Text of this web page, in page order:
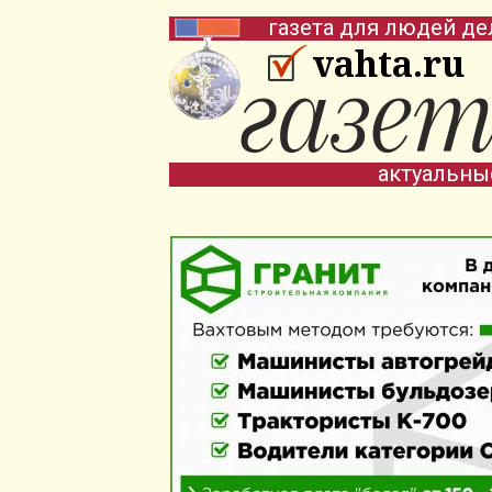
vahta.ru
газета для людей